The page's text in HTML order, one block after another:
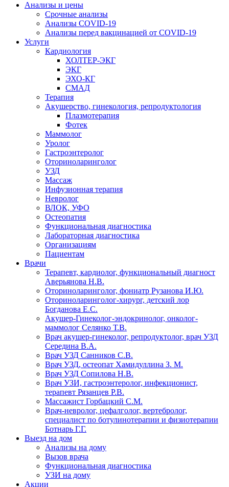
Анализы и цены
Срочные анализы
Анализы COVID-19
Анализы перед вакцинацией от COVID-19
Услуги
Кардиология
ХОЛТЕР-ЭКГ
ЭКГ
ЭХО-КГ
СМАД
Терапия
Акушерство, гинекология, репродуктология
Плазмотерапия
Фотек
Маммолог
Уролог
Гастроэнтеролог
Оториноларинголог
УЗД
Массаж
Инфузионная терапия
Невролог
ВЛОК, УФО
Остеопатия
Функциональная диагностика
Лабораторная диагностика
Организациям
Пациентам
Врачи
Терапевт, кардиолог, функциональный диагност
Аверьянова Н.В.
Оториноларинголог, фониатр Рузанова И.Ю.
Оториноларинголог-хирург, детский лор
Богданова Е.С.
Акушер-Гинеколог-эндокринолог, онколог-
маммолог Селянко Т.В.
Врач акушер-гинеколог, репродуктолог, врач УЗД
Середина В.А.
Врач УЗД Санников С.В.
Врач УЗД, остеопат Хамидуллина З. М.
Врач УЗД Сопилова Н.В.
Врач УЗИ, гастроэнтеролог, инфекционист,
терапевт Рязанцев Р.В.
Массажист Горбацкий С.М.
Врач-невролог, цефалголог, вертебролог,
специалист по ботулинотерапии и физиотерапии
Ботнарь Г.Г.
Выезд на дом
Анализы на дому
Вызов врача
Функциональная диагностика
УЗИ на дому
Акции